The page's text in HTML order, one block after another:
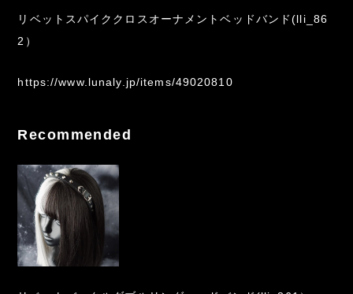
リベットスパイククロスオーナメントベッドバンド(lli_86
2）
https://www.lunaly.jp/items/49020810
Recommended